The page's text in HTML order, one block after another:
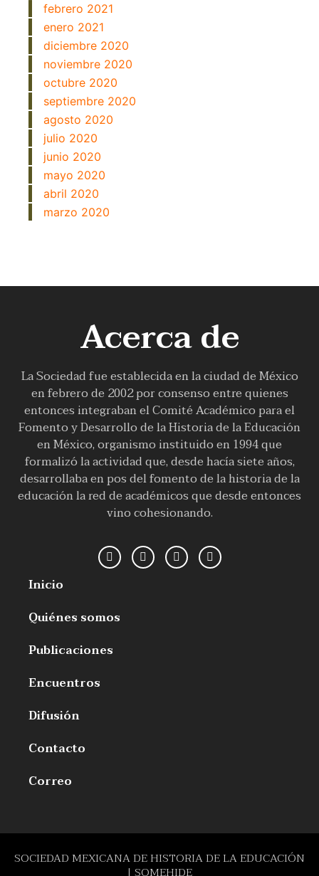
febrero 2021
enero 2021
diciembre 2020
noviembre 2020
octubre 2020
septiembre 2020
agosto 2020
julio 2020
junio 2020
mayo 2020
abril 2020
marzo 2020
Acerca de
La Sociedad fue establecida en la ciudad de México
en febrero de 2002 por consenso entre quienes
entonces integraban el Comité Académico para el
Fomento y Desarrollo de la Historia de la Educación
en México, organismo instituido en 1994 que
formalizó la actividad que, desde hacía siete años,
desarrollaba en pos del fomento de la historia de la
educación la red de académicos que desde entonces
vino cohesionando.
Inicio
Quiénes somos
Publicaciones
Encuentros
Difusión
Contacto
Correo
SOCIEDAD MEXICANA DE HISTORIA DE LA EDUCACIÓN